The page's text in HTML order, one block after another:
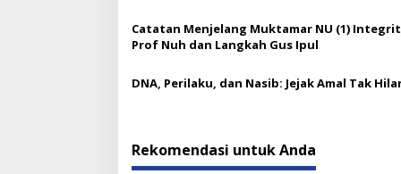
Catatan Menjelang Muktamar NU (1)
Prof Nuh dan Langkah Gus Ipul
DNA, Perilaku, dan Nasib: Jejak Amal Tak
Rekomendasi untuk Anda